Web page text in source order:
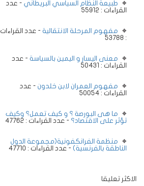
طبيعة النظام السياسي البريطاني - عدد
القراءات : 55912
مفهوم المرحلة الانتقالية - عدد القراءات
: 53788
معنى اليسار و اليمين بالسياسة - عدد
القراءات : 50431
مفهوم العمران لابن خلدون - عدد
القراءات : 50054
ما هى البورصة ؟ و كيف تعمل؟ وكيف
تؤثر على الاقتصاد؟ - عدد القراءات : 47762
منظمة الفرانكفونية(مجموعة الدول
الناطقة بالفرنسية) - عدد القراءات : 47710
الاكثر تعليقا